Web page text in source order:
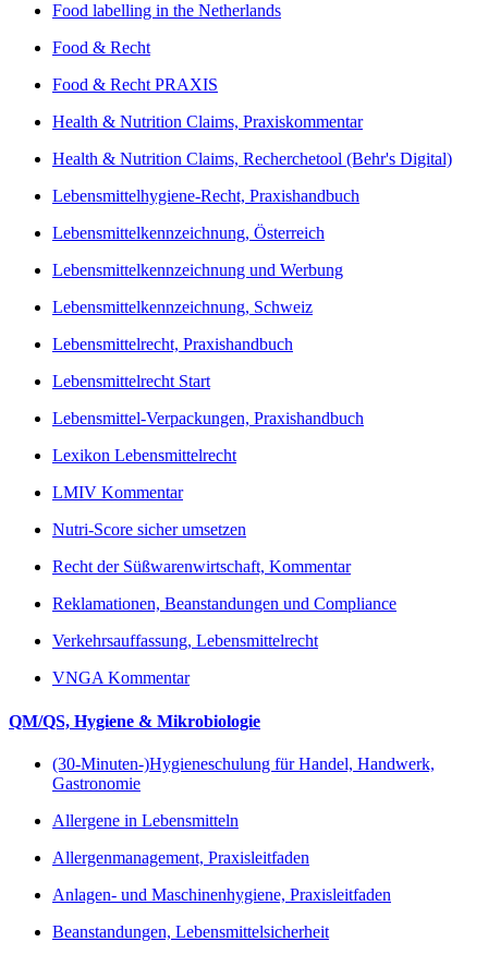
Food labelling in the Netherlands
Food & Recht
Food & Recht PRAXIS
Health & Nutrition Claims, Praxiskommentar
Health & Nutrition Claims, Recherchetool (Behr's Digital)
Lebensmittelhygiene-Recht, Praxishandbuch
Lebensmittelkennzeichnung, Österreich
Lebensmittelkennzeichnung und Werbung
Lebensmittelkennzeichnung, Schweiz
Lebensmittelrecht, Praxishandbuch
Lebensmittelrecht Start
Lebensmittel-Verpackungen, Praxishandbuch
Lexikon Lebensmittelrecht
LMIV Kommentar
Nutri-Score sicher umsetzen
Recht der Süßwarenwirtschaft, Kommentar
Reklamationen, Beanstandungen und Compliance
Verkehrsauffassung, Lebensmittelrecht
VNGA Kommentar
QM/QS, Hygiene & Mikrobiologie
(30-Minuten-)Hygieneschulung für Handel, Handwerk,
Gastronomie
Allergene in Lebensmitteln
Allergenmanagement, Praxisleitfaden
Anlagen- und Maschinenhygiene, Praxisleitfaden
Beanstandungen, Lebensmittelsicherheit